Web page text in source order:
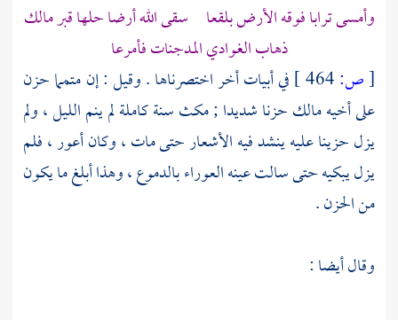
وأمسى ترابا فوقه الأرض بلقعا سقى الله أرضا حلها قبر مالك
ذهاب الغوادي المدجنات فأمرعا
[ص: في أبيات أخر اختصرناها . وقيل : إنمتمماحزن
على أخيهمالكحزنا شديدا ; مكث سنة كاملة لم ينم الليل ، ولم
يزل حزينا عليه ينشد فيه الأشعار حتى مات ، وكان أعور ، فلم
يزل يبكيه حتى سالت عينه العوراء بالدموع ، وهذا أبلغ ما يكون
من الحزن .
وقال أيضا :